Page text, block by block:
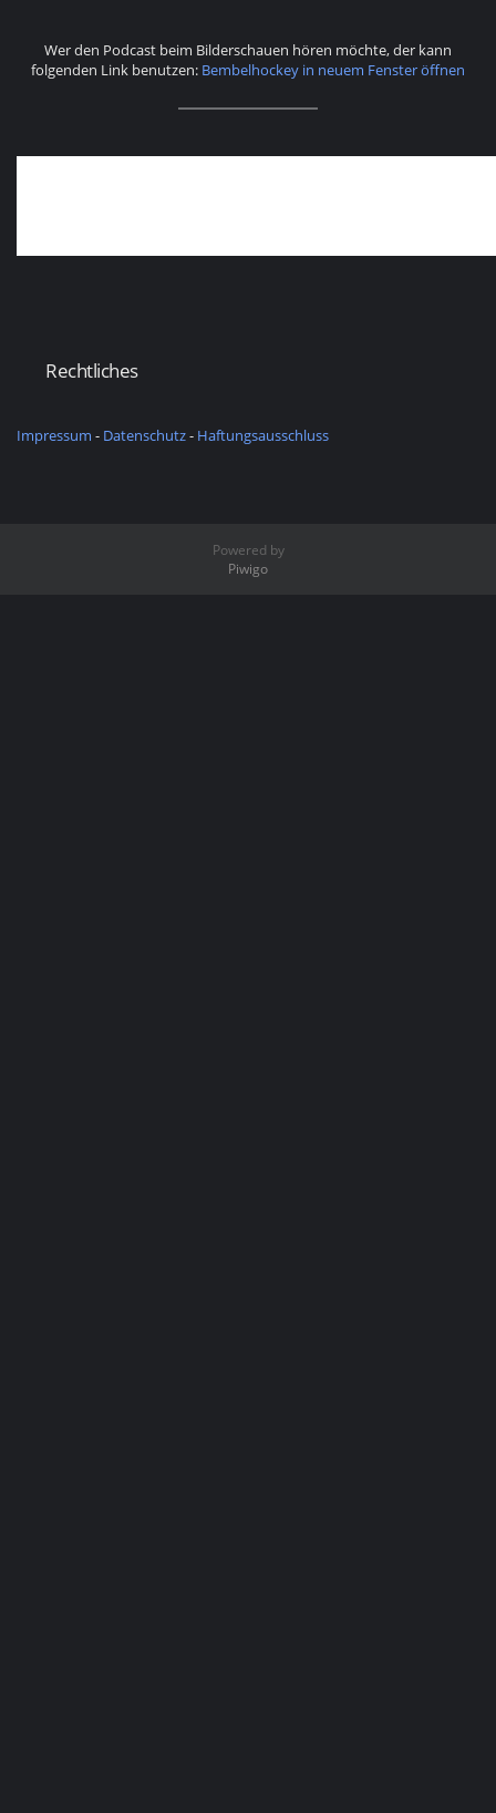
Wer den Podcast beim Bilderschauen hören möchte, der kann
folgenden Link benutzen: Bembelhockey in neuem Fenster öffnen
Rechtliches
Impressum - Datenschutz- Haftungsausschluss
Powered by
Piwigo